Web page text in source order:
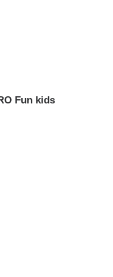
Fun kids